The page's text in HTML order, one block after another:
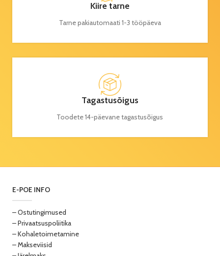
Kiire tarne
Tarne pakiautomaati 1-3 tööpäeva
Tagastusõigus
Toodete 14-päevane tagastusõigus
E-POE INFO
– Ostutingimused
– Privaatsuspoliitika
– Kohaletoimetamine
– Makseviisid